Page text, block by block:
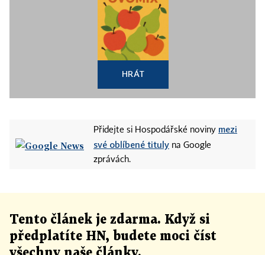
HRÁT
Přidejte si Hospodářské noviny mezi
své oblíbené tituly na Google
zprávách.
Tento článek je zdarma. Když si
předplatíte HN, budete moci číst